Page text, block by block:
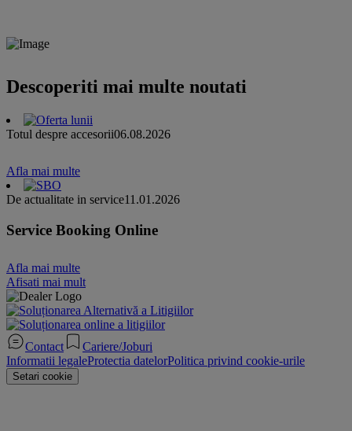
Descoperiti mai multe noutati
Totul despre accesorii06.08.2026
Afla mai multe
De actualitate in service11.01.2026
Service Booking Online
Afla mai multe
Afisati mai mult
Contact
Cariere/Joburi
Informatii legaleProtectia datelorPolitica privind cookie-urile
Setari cookie